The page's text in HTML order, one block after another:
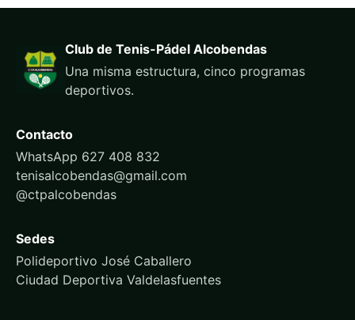
Club de Tenis-Pádel Alcobendas
Una misma estructura, cinco programas
deportivos.
Contacto
WhatsApp 627 408 832
tenisalcobendas@gmail.com
@ctpalcobendas
Sedes
Polideportivo José Caballero
Ciudad Deportiva Valdelasfuentes